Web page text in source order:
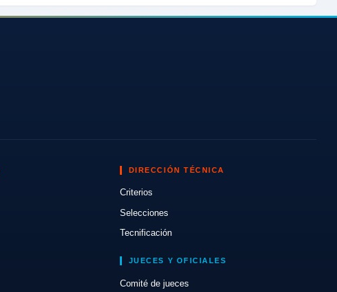
DIRECCIÓN TÉCNICA
Criterios
Selecciones
Tecnificación
JUECES Y OFICIALES
Comité de jueces